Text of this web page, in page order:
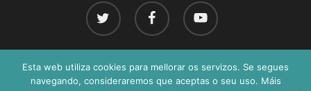
twitter facebook youtube
Concello de Rodeiro - Todos os dereitos reservados 2026©
Esta web utiliza cookies para mellorar os servizos. Se segues
navegando, consideraremos que aceptas o seu uso. Máis